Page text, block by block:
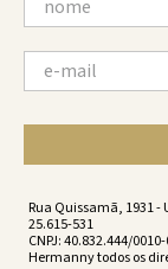
Rua Quissamã, 1931 -
25.615-531
CNPJ: 40.832.444/
Hermanny todos os